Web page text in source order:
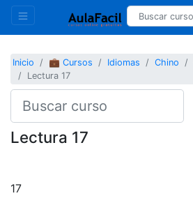
Inicio 💼 Cursos Idiomas Chino
Lectura 17
Lectura 17
17